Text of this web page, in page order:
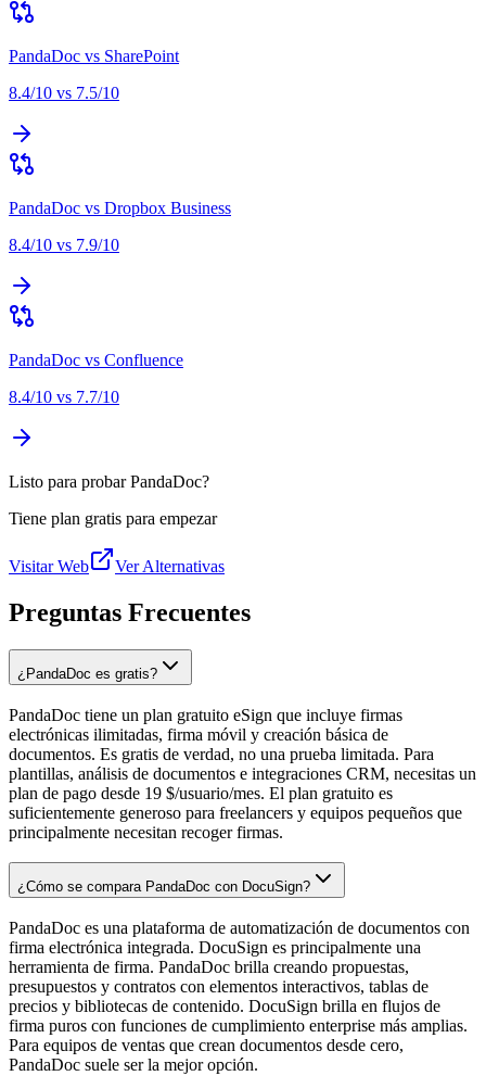
PandaDoc vs SharePoint
8.4/10 vs 7.5/10
PandaDoc vs Dropbox Business
8.4/10 vs 7.9/10
PandaDoc vs Confluence
8.4/10 vs 7.7/10
Listo para probar PandaDoc?
Tiene plan gratis para empezar
Visitar Web Ver Alternativas
Preguntas Frecuentes
¿PandaDoc es gratis?
PandaDoc tiene un plan gratuito eSign que incluye firmas
electrónicas ilimitadas, firma móvil y creación básica de
documentos. Es gratis de verdad, no una prueba limitada. Para
plantillas, análisis de documentos e integraciones CRM, necesitas un
plan de pago desde 19 $/usuario/mes. El plan gratuito es
suficientemente generoso para freelancers y equipos pequeños que
principalmente necesitan recoger firmas.
¿Cómo se compara PandaDoc con DocuSign?
PandaDoc es una plataforma de automatización de documentos con
firma electrónica integrada. DocuSign es principalmente una
herramienta de firma. PandaDoc brilla creando propuestas,
presupuestos y contratos con elementos interactivos, tablas de
precios y bibliotecas de contenido. DocuSign brilla en flujos de
firma puros con funciones de cumplimiento enterprise más amplias.
Para equipos de ventas que crean documentos desde cero,
PandaDoc suele ser la mejor opción.